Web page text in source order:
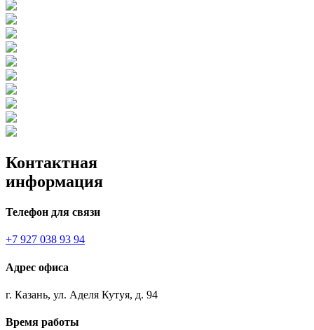
Контактная
информация
Телефон для связи
+7 927 038 93 94
Адрес офиса
г. Казань, ул. Аделя Кутуя, д. 94
Время работы